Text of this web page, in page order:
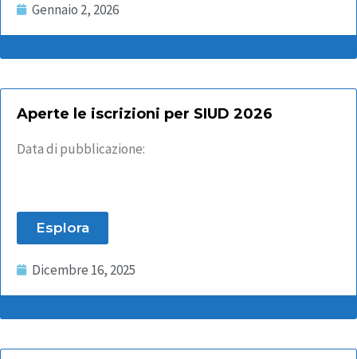
Gennaio 2, 2026
Aperte le iscrizioni per SIUD 2026
Data di pubblicazione:
Esplora
Dicembre 16, 2025